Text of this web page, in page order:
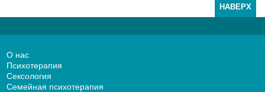
НАВЕРХ
О нас
Психотерапия
Сексология
Семейная психотерапия